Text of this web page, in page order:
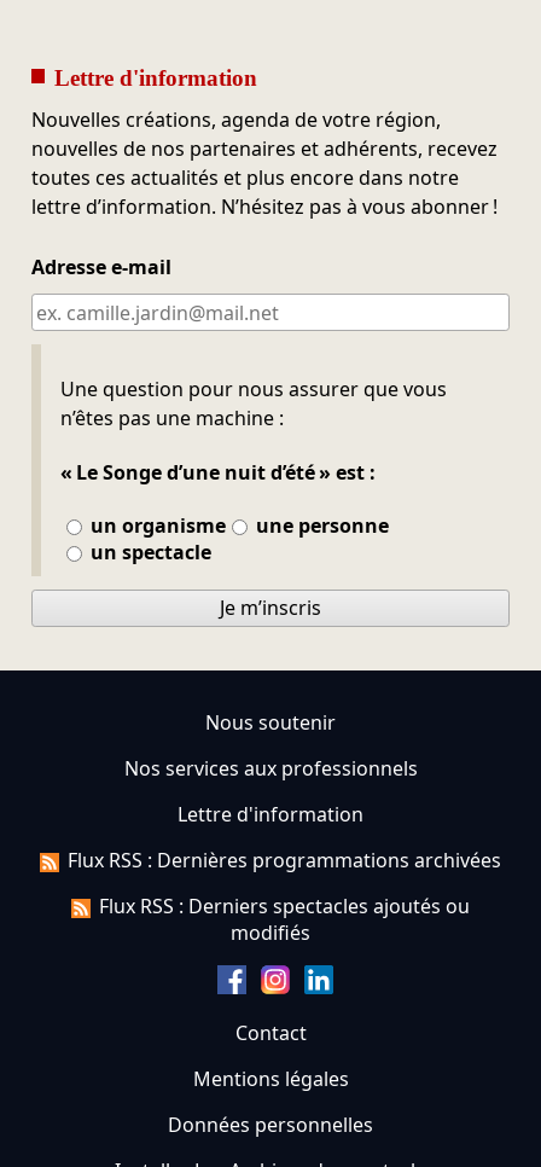
Lettre d'information
Nouvelles créations, agenda de votre région,
nouvelles de nos partenaires et adhérents, recevez
toutes ces actualités et plus encore dans notre
lettre d’information. N’hésitez pas à vous abonner !
Adresse e-mail
Une question pour nous assurer que vous
n’êtes pas une machine :
« Le Songe d’une nuit d’été » est :
un organisme
une personne
un spectacle
Ne pas remplir
Je m’inscris
Nous soutenir
Nos services aux professionnels
Lettre d'information
Flux RSS : Dernières programmations archivées
Flux RSS : Derniers spectacles ajoutés ou
modifiés
Contact
Mentions légales
Données personnelles